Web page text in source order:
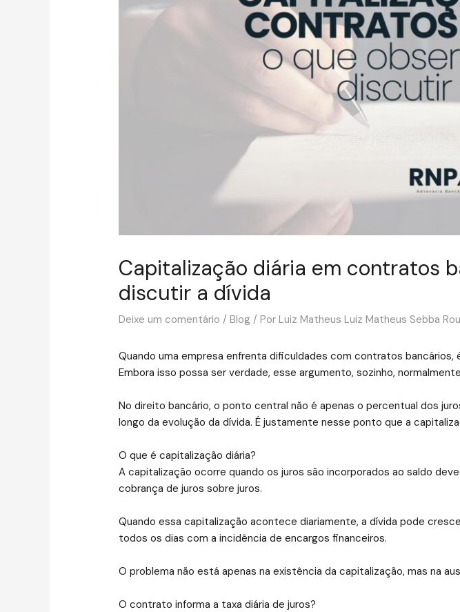
Capitalização diária em contratos
discutir a dívida
Deixe um comentário /Blog / PorLuiz Matheus Luiz Matheus Sebba
Quando uma empresa enfrenta dificuldades com contratos bancários,
Embora isso possa ser verdade, esse argumento, sozinho,
No direito bancário, o ponto central não é apenas o percentual dos
longo da evolução da dívida. É justamente nesse ponto que a
O que é capitalização diária?
A capitalização ocorre quando os juros são incorporados ao saldo
cobrança de juros sobre juros.
Quando essa capitalização acontece diariamente, a dívida pode
todos os dias com a incidência de encargos financeiros.
O problema não está apenas na existência da capitalização, mas na
O contrato informa a taxa diária de juros?